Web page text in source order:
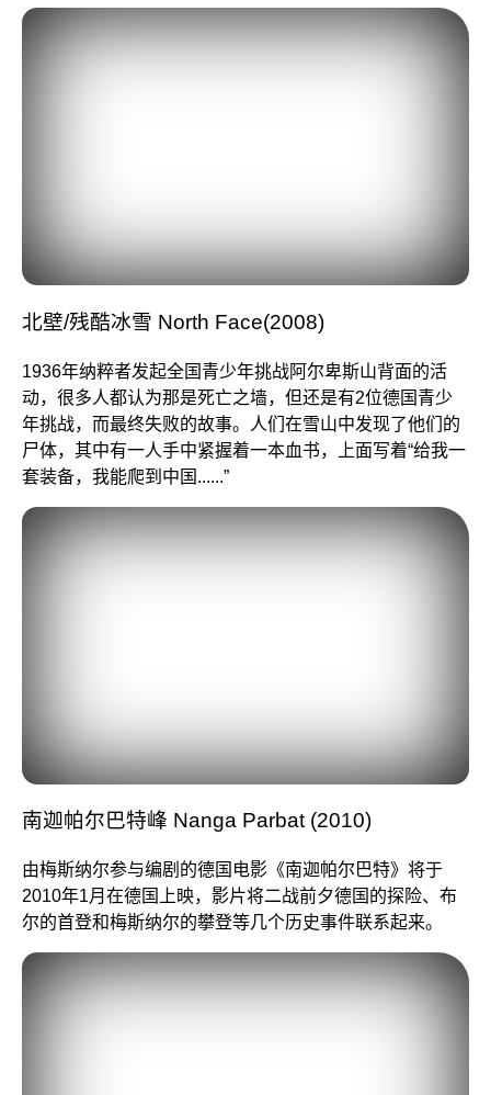
北壁/残酷冰雪 North Face(2008)
1936年纳粹者发起全国青少年挑战阿尔卑斯山背面的活
动，很多人都认为那是死亡之墙，但还是有2位德国青少
年挑战，而最终失败的故事。人们在雪山中发现了他们的
尸体，其中有一人手中紧握着一本血书，上面写着“给我一
套装备，我能爬到中国......”
南迦帕尔巴特峰 Nanga Parbat (2010)
由梅斯纳尔参与编剧的德国电影 《南迦帕尔巴特》 将于
2010年1月在德国上映，影片将二战前夕德国的探险、布
尔的首登和梅斯纳尔的攀登等几个历史事件联系起来。